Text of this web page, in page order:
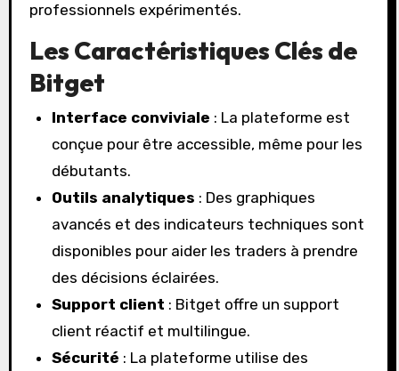
professionnels expérimentés.
Les Caractéristiques Clés de
Bitget
Interface conviviale : La plateforme est
conçue pour être accessible, même pour les
débutants.
Outils analytiques : Des graphiques
avancés et des indicateurs techniques sont
disponibles pour aider les traders à prendre
des décisions éclairées.
Support client : Bitget offre un support
client réactif et multilingue.
Sécurité : La plateforme utilise des